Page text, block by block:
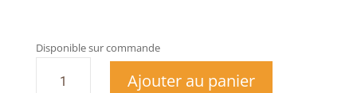
Disponible sur commande
Ajouter au panier